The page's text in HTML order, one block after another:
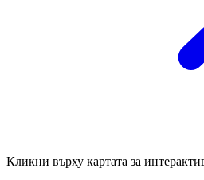
Кликни върху картата за